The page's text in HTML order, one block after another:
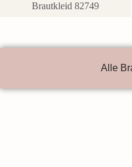
Brautkleid 82749
Alle